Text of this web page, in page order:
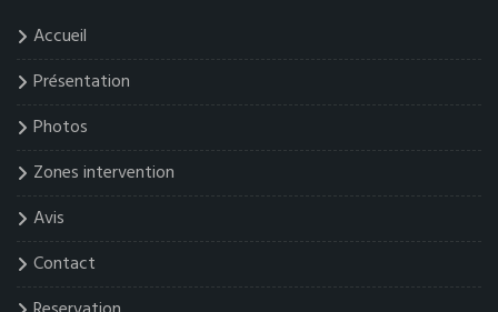
Accueil
Présentation
Photos
Zones intervention
Avis
Contact